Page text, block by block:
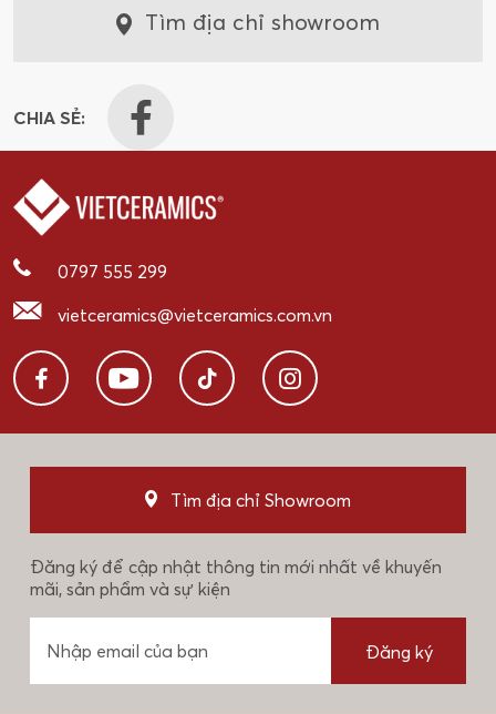
Tìm địa chỉ showroom
CHIA SẺ:
0797 555 299
vietceramics@vietceramics.com.vn
Tìm địa chỉ Showroom
Đăng ký để cập nhật thông tin mới nhất về khuyến
mãi, sản phẩm và sự kiện
Đăng ký